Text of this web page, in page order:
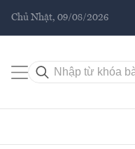
Chủ Nhật, 09/08/2026